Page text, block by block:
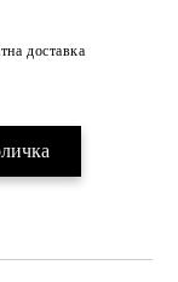
доставка